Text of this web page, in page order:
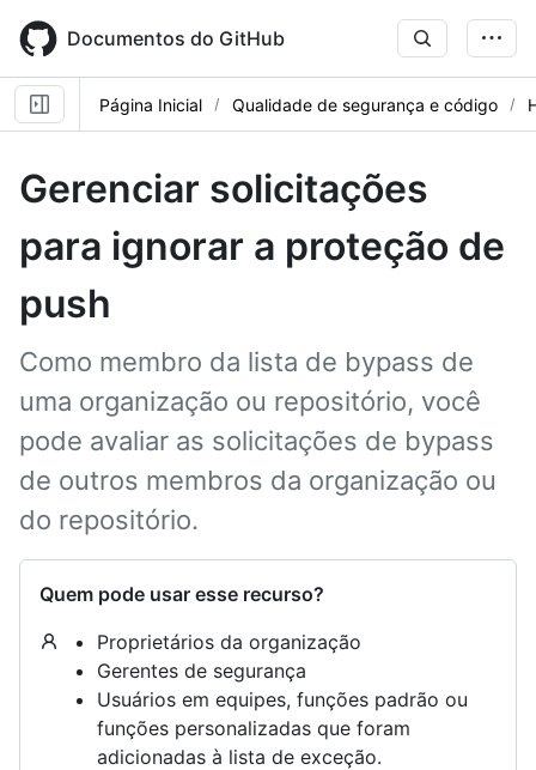
main
content
Documentos do GitHub
Página Inicial Qualidade de segurança e código
Gerenciar solicitações
para ignorar a proteção de
push
Como membro da lista de bypass de
uma organização ou repositório, você
pode avaliar as solicitações de bypass
de outros membros da organização ou
do repositório.
Quem pode usar esse recurso?
Proprietários da organização
Gerentes de segurança
Usuários em equipes, funções padrão ou
funções personalizadas que foram
adicionadas à lista de exceção.